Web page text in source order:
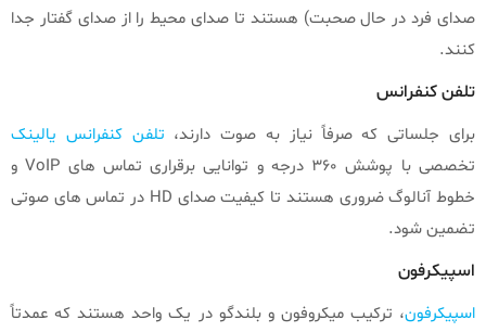
صدای فرد در حال صحبت) هستند تا صدای محیط را از صدای گفتار جدا
کنند.
تلفن کنفرانس
برای جلساتی که صرفاً نیاز به صوت دارند، تلفن‌ کنفرانس یالینک
تخصصی با پوشش ۳۶۰ درجه و توانایی برقراری تماس‌ های VoIP و
خطوط آنالوگ ضروری هستند تا کیفیت صدای HD در تماس‌ های صوتی
تضمین شود.
اسپیکرفون‌
اسپیکرفون، ترکیب میکروفون و بلندگو در یک واحد هستند که عمدتاً